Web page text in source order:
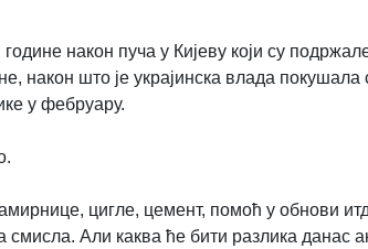
након пуча у Кијеву који су
након што је украјинска влада
у фебруару.
цигле, цемент, помоћ у обнови
Али каква ће бити разлика данас